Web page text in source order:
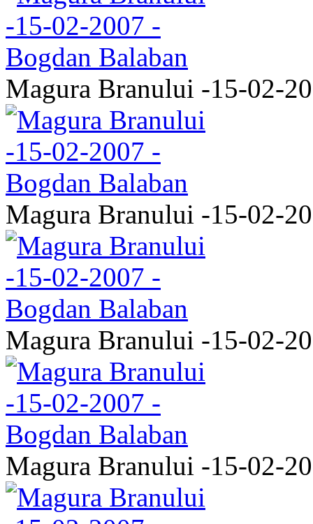
Magura Branului -15-02-
Magura Branului -15-02-
Magura Branului -15-02-
Magura Branului -15-02-